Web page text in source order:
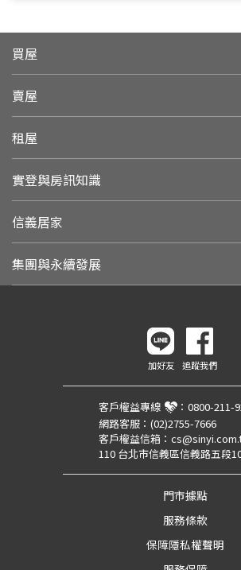
買屋
賣屋
租屋
實登與房訊知識
信義居家
集團與永續發展
加好友 追蹤我們
客戶權益專線 ： 0800-211-
網路客服： (02)2755-7666
客戶權益信箱：
110 台北市信義區信義路五段
門市據點
服務條款
保障隱私權聲明